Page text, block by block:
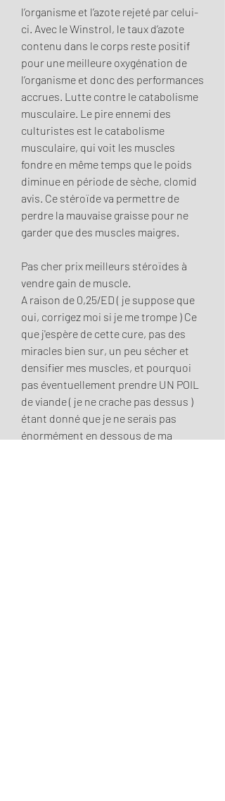
l’organisme et l’azote rejeté par celui-
ci. Avec le Winstrol, le taux d’azote
contenu dans le corps reste positif
pour une meilleure oxygénation de
l’organisme et donc des performances
accrues. Lutte contre le catabolisme
musculaire. Le pire ennemi des
culturistes est le catabolisme
musculaire, qui voit les muscles
fondre en même temps que le poids
diminue en période de sèche, clomid
avis. Ce stéroïde va permettre de
perdre la mauvaise graisse pour ne
garder que des muscles maigres.
Pas cher prix meilleurs stéroïdes à
vendre gain de muscle.
A raison de 0,25/ED ( je suppose que
oui, corrigez moi si je me trompe ) Ce
que j'espère de cette cure, pas des
miracles bien sur, un peu sécher et
densifier mes muscles, et pourquoi
pas éventuellement prendre UN POIL
de viande ( je ne crache pas dessus )
étant donné que je ne serais pas
énormément en dessous de ma